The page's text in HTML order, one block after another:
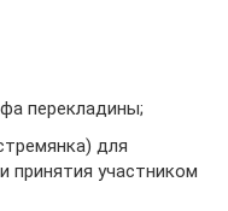
перекладины;
для
принятия участником